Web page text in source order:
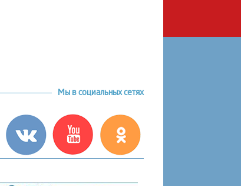
Мы в социальных сетях